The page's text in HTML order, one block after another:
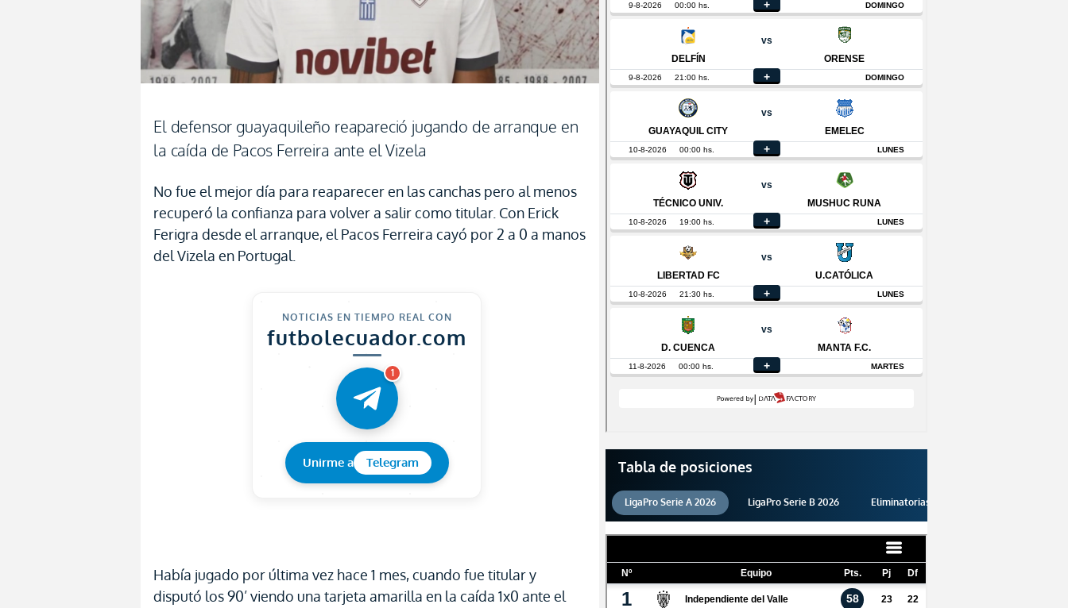
El defensor guayaquileño reapareció jugando de arranque en
la caída de Pacos Ferreira ante el Vizela
No fue el mejor día para reaparecer en las canchas pero al menos
recuperó la confianza para volver a salir como titular. Con Erick
Ferigra desde el arranque, el Pacos Ferreira cayó por 2 a 0 a manos
del Vizela en Portugal.
NOTICIAS EN TIEMPO REAL CON
futbolecuador.com
1
Unirme a Telegram
Había jugado por última vez hace 1 mes, cuando fue titular y
disputó los 90’ viendo una tarjeta amarilla en la caída 1x0 ante el
Tabla de posiciones
LigaPro Serie A 2026 LigaPro Serie B 2026 Eliminatorias 2026